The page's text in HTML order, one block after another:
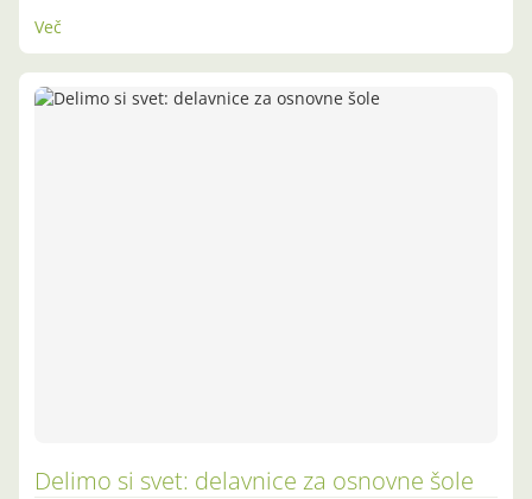
Več
Delimo si svet: delavnice za osnovne šole